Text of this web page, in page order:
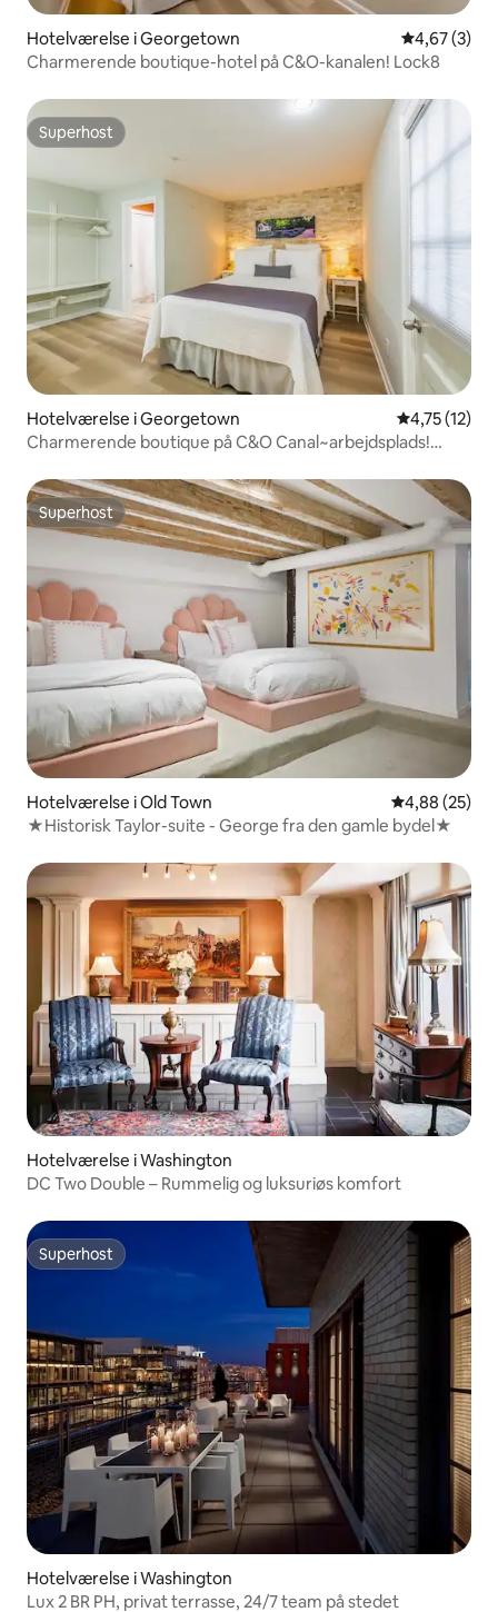
Hotelværelse i Georgetown 4,67 ud af 5
4,67 (3)
Charmerende boutique-hotel på C&O-kanalen! Lock8
Superhost
Superhost
Hotelværelse i Georgetown 4,75 ud af 5
4,75 (12)
Charmerende boutique på C&O Canal~arbejdsplads!
Superhost
Superhost
Hotelværelse i Old Town 4,88 ud af 5 i
4,88 (25)
★Historisk Taylor-suite - George fra den gamle bydel★
Hotelværelse i Washington
DC Two Double – Rummelig og luksuriøs komfort
Superhost
Superhost
Hotelværelse i Washington
Lux 2 BR PH, privat terrasse, 24/7 team på stedet